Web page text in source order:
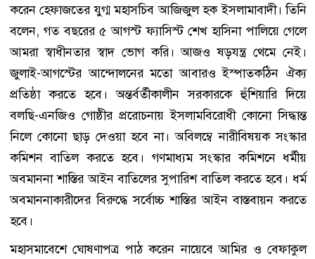
করেন হেফাজতের যুগ্ম মহাসচিব আজিজুল হক ইসলামাবাদী। তিনি
বলেন, গত বছরের ৫ আগস্ট ফ্যাসিস্ট শেখ হাসিনা পালিয়ে গেলে
আমরা স্বাধীনতার স্বাদ ভোগ করি। আজও ষড়যন্ত্র থেমে নেই।
জুলাই-আগস্টের আন্দোলনের মতো আবারও ইস্পাতকঠিন ঐক্য
প্রতিষ্ঠা করতে হবে। অন্তর্বর্তীকালীন সরকারকে হুঁশিয়ারি দিয়ে
বলছি-এনজিও গোষ্ঠীর প্ররোচনায় ইসলামবিরোধী কোনো সিদ্ধান্ত
নিলে কোনো ছাড় দেওয়া হবে না। অবিলম্বে নারীবিষয়ক সংস্কার
কমিশন বাতিল করতে হবে। গণমাধ্যম সংস্কার কমিশনে ধর্মীয়
অবমাননা শাস্তির আইন বাতিলের সুপারিশ বাতিল করতে হবে। ধর্ম
অবমাননাকারীদের বিরুদ্ধে সর্বোচ্চ শাস্তির আইন বাস্তবায়ন করতে
হবে।
মহাসমাবেশে ঘোষণাপত্র পাঠ করেন নায়েবে আমির ও বেফাকুল